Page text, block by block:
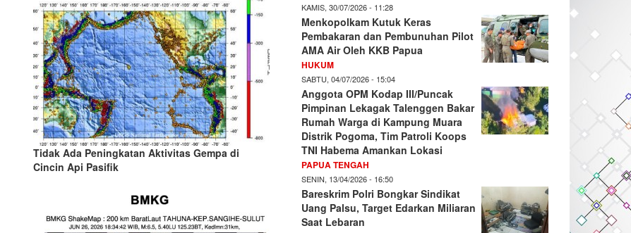
Tidak Ada Peningkatan Aktivitas Gempa di
Cincin Api Pasifik
KAMIS, 30/07/2026 - 11:28
Menkopolkam Kutuk Keras
Pembakaran dan Pembunuhan Pilot
AMA Air Oleh KKB Papua
HUKUM
SABTU, 04/07/2026 - 15:04
Anggota OPM Kodap III/Puncak
Pimpinan Lekagak Talenggen Bakar
Rumah Warga di Kampung Muara
Distrik Pogoma, Tim Patroli Koops
TNI Habema Amankan Lokasi
PAPUA TENGAH
SENIN, 13/04/2026 - 16:50
Bareskrim Polri Bongkar Sindikat
Uang Palsu, Target Edarkan Miliaran
Saat Lebaran